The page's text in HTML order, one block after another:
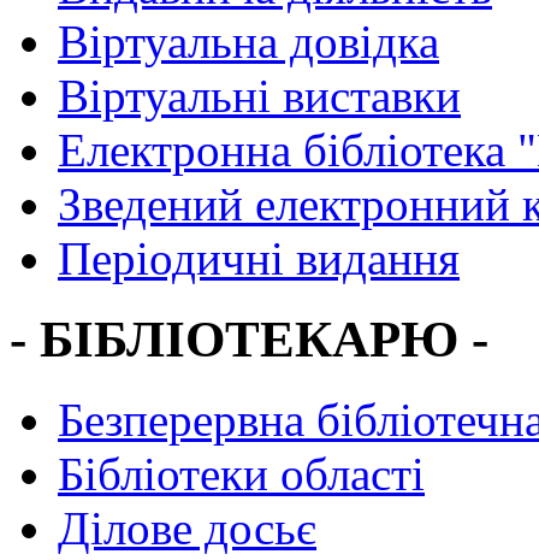
Віртуальна довідка
Віртуальні виставки
Електронна
Зведений електронний
Періодичні видання
- БІБЛІОТЕКАРЮ -
Безперервна
Бібліотеки області
Ділове досьє